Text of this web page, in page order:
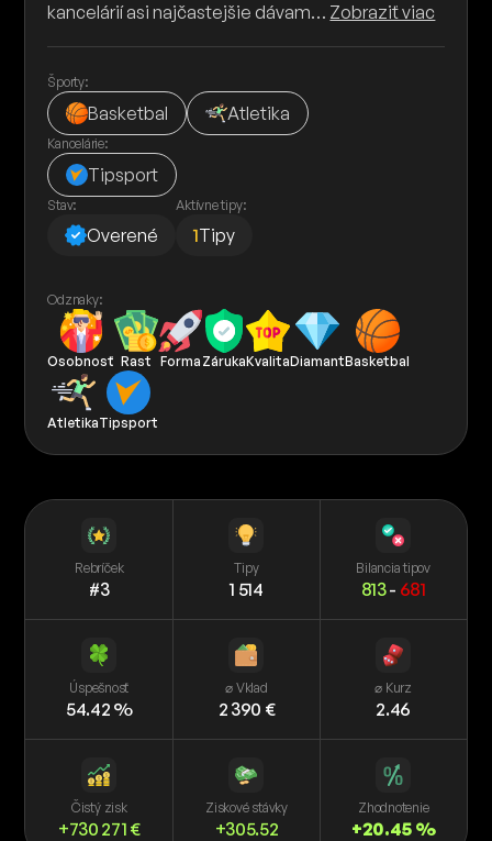
kancelárií asi najčastejšie dávam… Zobraziť viac
Športy:
Basketbal Atletika
Kancelárie:
Tipsport
Stav:
Overené
Aktívne tipy:
1Tipy
Odznaky:
Osobnosť Rast Forma ZárukaKvalitaDiamantBasketbal
AtletikaTipsport
Rebríček
#3
Tipy
1 514
Bilancia tipov
813- 681
Úspešnosť
54.42 %
⌀ Vklad
2 390 €
⌀ Kurz
2.46
Čistý zisk
+730 271 €
Ziskové stávky
+305.52
Zhodnotenie
+20.45 %